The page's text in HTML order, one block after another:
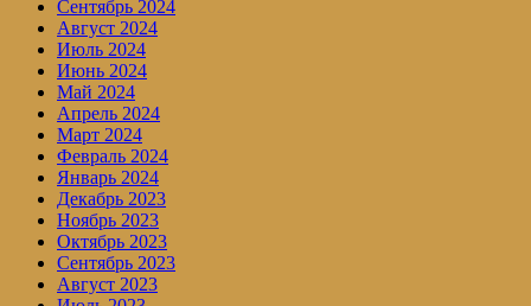
Сентябрь 2024
Август 2024
Июль 2024
Июнь 2024
Май 2024
Апрель 2024
Март 2024
Февраль 2024
Январь 2024
Декабрь 2023
Ноябрь 2023
Октябрь 2023
Сентябрь 2023
Август 2023